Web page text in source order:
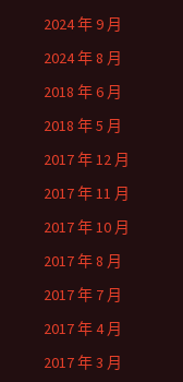
2024 年 9 月
2024 年 8 月
2018 年 6 月
2018 年 5 月
2017 年 12 月
2017 年 11 月
2017 年 10 月
2017 年 8 月
2017 年 7 月
2017 年 4 月
2017 年 3 月